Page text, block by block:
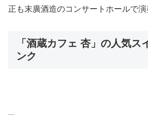
正も末廣酒造のコンサートホールで演
「酒蔵カフェ 杏」の人気ス
ンク